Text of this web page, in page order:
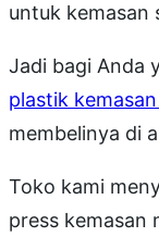
untuk kemasan
Jadi bagi Anda
plastik
membelinya di
Toko kami
press kemasan